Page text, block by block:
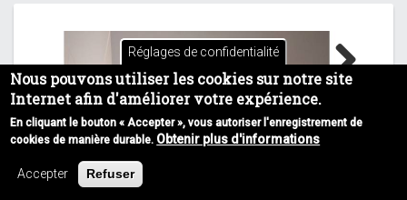
Réglages de confidentialité
Nous pouvons utiliser les cookies sur notre site
Internet afin d'améliorer votre expérience.
En cliquant le bouton « Accepter », vous autoriser l'enregistrement de
cookies de manière durable. Obtenir plus d'informations
Accepter Refuser